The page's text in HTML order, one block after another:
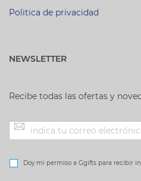
Politica de privacidad
NEWSLETTER
Recibe todas las ofertas y
Inscríbase
a Doy mi permiso a Ggifts para recibir